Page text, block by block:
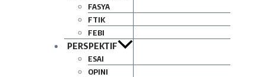
FASYA
FTIK
FEBI
PERSPEKTIF
ESAI
OPINI